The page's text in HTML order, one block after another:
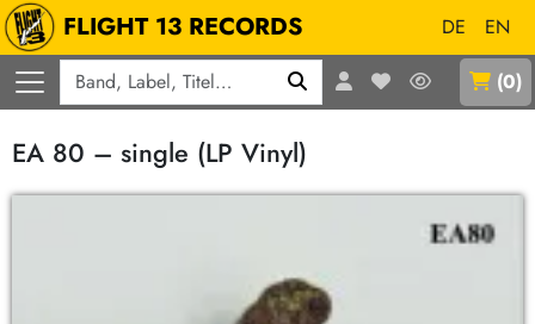
FLIGHT 13 RECORDS DE
EN
(0)
EA 80 – single (LP Vinyl)